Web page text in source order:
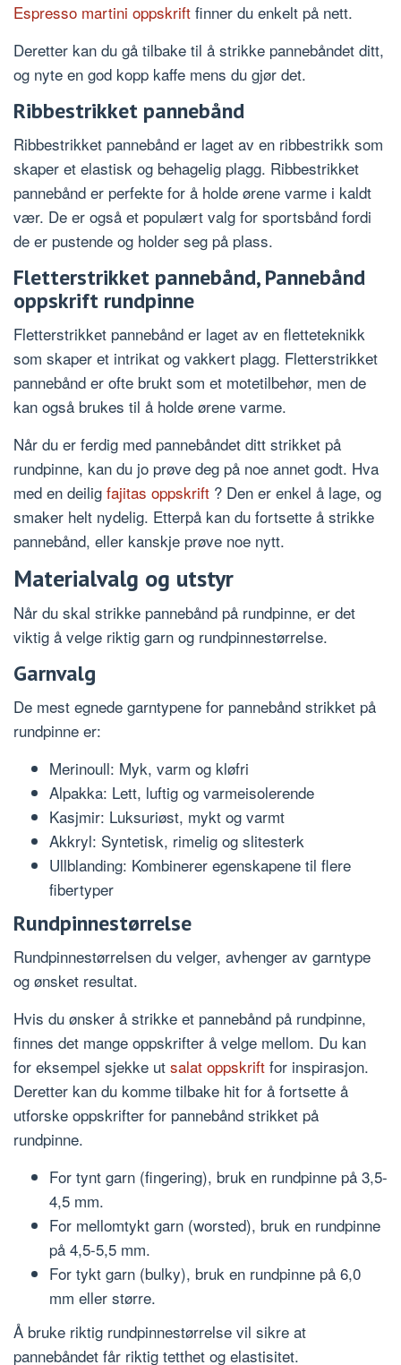
Espresso martini oppskrift finner du enkelt på nett.
Deretter kan du gå tilbake til å strikke pannebåndet ditt,
og nyte en god kopp kaffe mens du gjør det.
Ribbestrikket pannebånd
Ribbestrikket pannebånd er laget av en ribbestrikk som
skaper et elastisk og behagelig plagg. Ribbestrikket
pannebånd er perfekte for å holde ørene varme i kaldt
vær. De er også et populært valg for sportsbånd fordi
de er pustende og holder seg på plass.
Fletterstrikket pannebånd, Pannebånd
oppskrift rundpinne
Fletterstrikket pannebånd er laget av en fletteteknikk
som skaper et intrikat og vakkert plagg. Fletterstrikket
pannebånd er ofte brukt som et motetilbehør, men de
kan også brukes til å holde ørene varme.
Når du er ferdig med pannebåndet ditt strikket på
rundpinne, kan du jo prøve deg på noe annet godt. Hva
med en deilig fajitas oppskrift ? Den er enkel å lage, og
smaker helt nydelig. Etterpå kan du fortsette å strikke
pannebånd, eller kanskje prøve noe nytt.
Materialvalg og utstyr
Når du skal strikke pannebånd på rundpinne, er det
viktig å velge riktig garn og rundpinnestørrelse.
Garnvalg
De mest egnede garntypene for pannebånd strikket på
rundpinne er:
Merinoull: Myk, varm og kløfri
Alpakka: Lett, luftig og varmeisolerende
Kasjmir: Luksuriøst, mykt og varmt
Akkryl: Syntetisk, rimelig og slitesterk
Ullblanding: Kombinerer egenskapene til flere
fibertyper
Rundpinnestørrelse
Rundpinnestørrelsen du velger, avhenger av garntype
og ønsket resultat.
Hvis du ønsker å strikke et pannebånd på rundpinne,
finnes det mange oppskrifter å velge mellom. Du kan
for eksempel sjekke ut salat oppskrift for inspirasjon.
Deretter kan du komme tilbake hit for å fortsette å
utforske oppskrifter for pannebånd strikket på
rundpinne.
For tynt garn (fingering), bruk en rundpinne på 3,5-
4,5 mm.
For mellomtykt garn (worsted), bruk en rundpinne
på 4,5-5,5 mm.
For tykt garn (bulky), bruk en rundpinne på 6,0
mm eller større.
Å bruke riktig rundpinnestørrelse vil sikre at
pannebåndet får riktig tetthet og elastisitet.